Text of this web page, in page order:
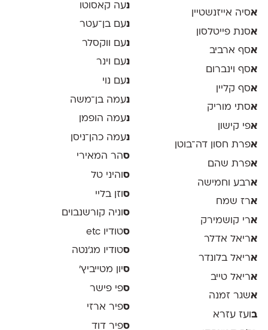
אסיה אייזנשטיין
אסנת פייטלסון
אסף ארביב
אסף וינברום
אסף קליין
אסתי מוריק
אפי קישון
אפרת חסון דה־בוטן
אפרת שהם
ארבע וחמישה
ארז שמח
ארי קושמירק
אריאל אדלר
אריאל בלונדר
אריאל טייב
אשגר זמנה
בועז עזרא
נעה קאסוטו
נעם בן־עטר
נעם ווקסלר
נעם וינר
נעם נוי
נעמה בן־משה
נעמה הופמן
נעמה כהן־ניסן
סהר המאירי
ס והיני טל
ס וזן בליי
סוניה קורשנבוים
סטודיו etc
סטודיו מג'נטה
סיון מטייביץ׳
ספי פישר
ספיר ארזי
ספיר דוד